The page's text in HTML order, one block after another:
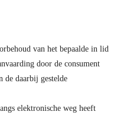
van het bepaalde in lid
door de consument
de daarbij gestelde
elektronische weg heeft